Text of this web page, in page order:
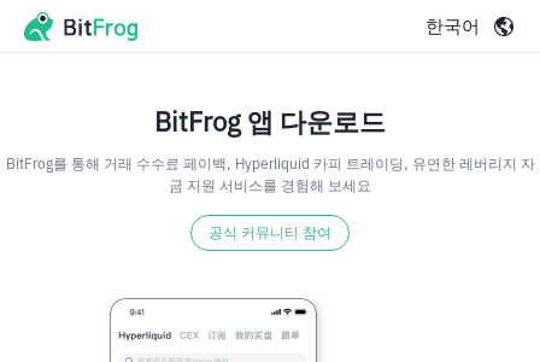
한국어
BitFrog 앱 다운로드
BitFrog를 통해 거래 수수료 페이백, Hyperliquid 카피 트레이딩, 유연한 레버리지 자
금 지원 서비스를 경험해 보세요
공식 커뮤니티 참여